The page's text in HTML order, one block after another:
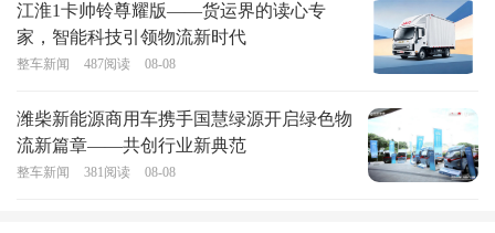
江淮1卡帅铃尊耀版——货运界的读心专
家，智能科技引领物流新时代
整车新闻 487阅读 08-08
潍柴新能源商用车携手国慧绿源开启绿色物
流新篇章——共创行业新典范
整车新闻 381阅读 08-08